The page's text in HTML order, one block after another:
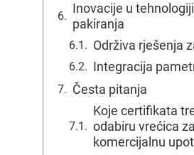
Inovacije u
pakiranja
Održiva rješenja
Integracija
Česta pitanja
Koje certifikata
odabiru vrećica
komercijalnu